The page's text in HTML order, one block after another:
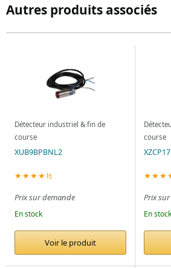
Autres produits associés
Détecteur industriel & fin de
course
XUB9BPBNL2
★★★★½
Prix sur demande
En stock
Voir le produit
course
Prix
En stock